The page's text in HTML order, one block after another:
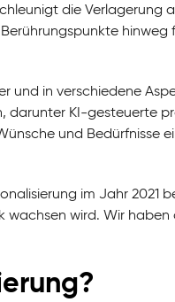
die Verlagerung
hinweg
und in verschiedene
KI-gesteuerte
und Bedürfnisse
im Jahr 2021
wachsen wird. Wir